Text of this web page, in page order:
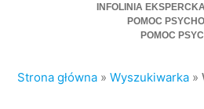
INFOLINIA
POMOC
POMOC
Strona główna »Wyszukiwarka »